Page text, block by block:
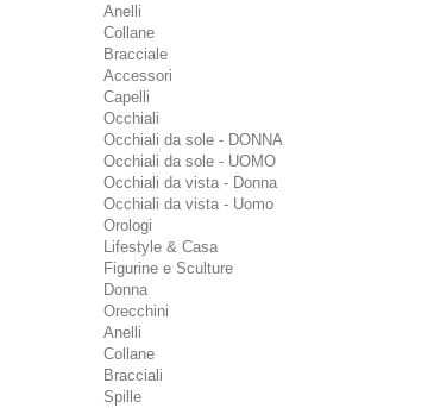
Anelli
Collane
Bracciale
Accessori
Capelli
Occhiali
Occhiali da sole - DONNA
Occhiali da sole - UOMO
Occhiali da vista - Donna
Occhiali da vista - Uomo
Orologi
Lifestyle & Casa
Figurine e Sculture
Donna
Orecchini
Anelli
Collane
Bracciali
Spille